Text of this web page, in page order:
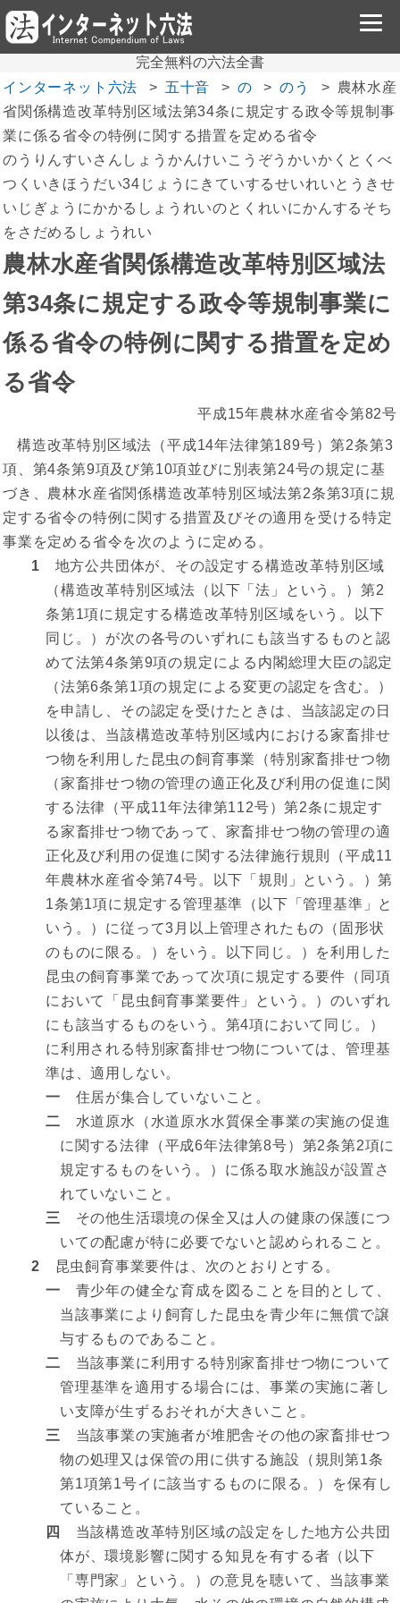
完全無料の六法全書
インターネット六法
五十音 の のう
農林水産
省関係構造改革特別区域法第34条に規定する政令等規制事
業に係る省令の特例に関する措置を定める省令
のうりんすいさんしょうかんけいこうぞうかいかくとくべ
つくいきほうだい34じょうにきていするせいれいとうきせ
いじぎょうにかかるしょうれいのとくれいにかんするそち
をさだめるしょうれい
農林水産省関係構造改革特別区域法
第34条に規定する政令等規制事業に
係る省令の特例に関する措置を定め
る省令
平成15年農林水産省令第82号
構造改革特別区域法（平成14年法律第189号）第2条第3
項、第4条第9項及び第10項並びに別表第24号の規定に基
づき、農林水産省関係構造改革特別区域法第2条第3項に規
定する省令の特例に関する措置及びその適用を受ける特定
事業を定める省令を次のように定める。
1 地方公共団体が、その設定する構造改革特別区域
（構造改革特別区域法（以下「法」という。）第2
条第1項に規定する構造改革特別区域をいう。以下
同じ。）が次の各号のいずれにも該当するものと認
めて法第4条第9項の規定による内閣総理大臣の認定
（法第6条第1項の規定による変更の認定を含む。）
を申請し、その認定を受けたときは、当該認定の日
以後は、当該構造改革特別区域内における家畜排せ
つ物を利用した昆虫の飼育事業（特別家畜排せつ物
（家畜排せつ物の管理の適正化及び利用の促進に関
する法律（平成11年法律第112号）第2条に規定す
る家畜排せつ物であって、家畜排せつ物の管理の適
正化及び利用の促進に関する法律施行規則（平成11
年農林水産省令第74号。以下「規則」という。）第
1条第1項に規定する管理基準（以下「管理基準」と
いう。）に従って3月以上管理されたもの（固形状
のものに限る。）をいう。以下同じ。）を利用した
昆虫の飼育事業であって次項に規定する要件（同項
において「昆虫飼育事業要件」という。）のいずれ
にも該当するものをいう。第4項において同じ。）
に利用される特別家畜排せつ物については、管理基
準は、適用しない。
一 住居が集合していないこと。
二 水道原水（水道原水水質保全事業の実施の促進
に関する法律（平成6年法律第8号）第2条第2項に
規定するものをいう。）に係る取水施設が設置さ
れていないこと。
三
その他生活環境の保全又は人の健康の保護につ
いての配慮が特に必要でないと認められること。
2 昆虫飼育事業要件は、次のとおりとする。
一 青少年の健全な育成を図ることを目的として、
当該事業により飼育した昆虫を青少年に無償で譲
与するものであること。
二 当該事業に利用する特別家畜排せつ物について
管理基準を適用する場合には、事業の実施に著し
い支障が生ずるおそれが大きいこと。
三
当該事業の実施者が堆肥舎その他の家畜排せつ
物の処理又は保管の用に供する施設（規則第1条
第1項第1号イに該当するものに限る。）を保有し
ていること。
四
当該構造改革特別区域の設定をした地方公共団
体が、環境影響に関する知見を有する者（以下
「専門家」という。）の意見を聴いて、当該事業